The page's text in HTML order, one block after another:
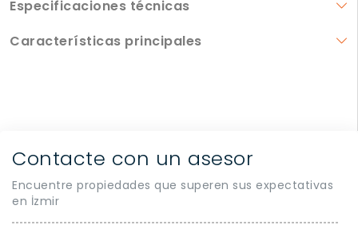
Especificaciones técnicas
Características principales
Contacte con un asesor
Encuentre propiedades que superen sus expectativas
en İzmir